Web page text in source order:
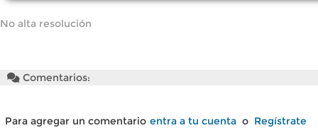
No alta resolución
Comentarios:
Para agregar un comentario entra a tu cuenta o Regístrate